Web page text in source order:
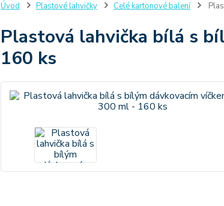
Úvod Plastové lahvičky Celé kartonové balení
Plastová lahvička bílá s
160 ks